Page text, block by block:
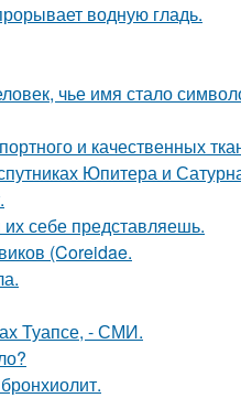
водную гладь.
чье имя стало
и качественных
Юпитера и
себе представляешь.
(Coreidae.
Туапсе, - СМИ.